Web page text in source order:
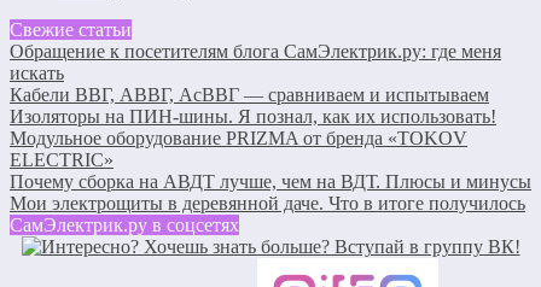
Свежие статьи
Обращение к посетителям блога СамЭлектрик.ру: где меня
искать
Кабели ВВГ, АВВГ, АсВВГ — сравниваем и испытываем
Изоляторы на ПИН-шины. Я познал, как их использовать!
Модульное оборудование PRIZMA от бренда «TOKOV
ELECTRIC»
Почему сборка на АВДТ лучше, чем на ВДТ. Плюсы и минусы
Мои электрощиты в деревянной даче. Что в итоге получилось
СамЭлектрик.ру в соцсетях